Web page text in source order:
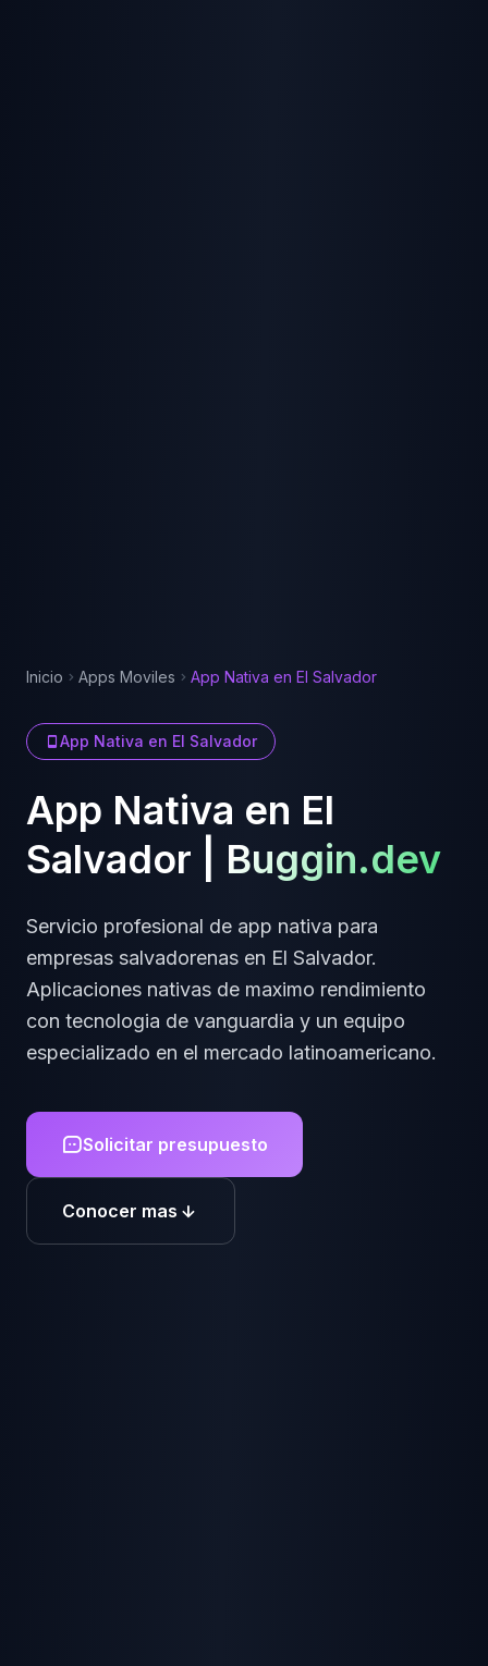
Inicio Apps Moviles App Nativa en El Salvador
App Nativa en El Salvador
App Nativa en El
Salvador
Buggin.dev
Servicio profesional de app nativa para
empresas salvadorenas en El Salvador.
Aplicaciones nativas de maximo rendimiento
con tecnologia de vanguardia y un equipo
especializado en el mercado latinoamericano.
Solicitar presupuesto
Conocer mas